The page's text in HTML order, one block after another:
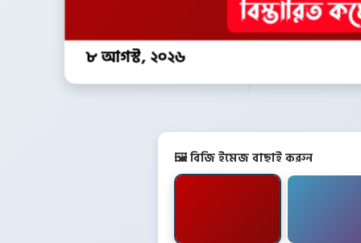
৮ আগস্ট, ২০২৬
🖼️ বিজি ইমেজ বাছাই করুন